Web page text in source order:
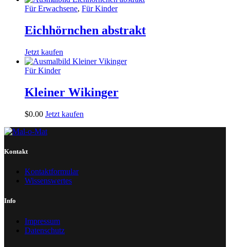
Für Erwachsene, Für Kinder
Eichhörnchen abstrakt
Jetzt kaufen
Für Kinder
Kleiner Wikinger
$0.00 Jetzt kaufen
Kontakt
Kontaktformular
Wissenswertes
Info
Impressum
Datenschutz